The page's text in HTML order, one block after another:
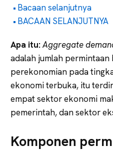
Bacaan selanjutnya
BACAAN SELANJUTNYA
Apa itu:Aggregate
adalah jumlah permintaan
perekonomian pada
ekonomi terbuka, itu
empat sektor ekonomi
pemerintah, dan sektor
Komponen